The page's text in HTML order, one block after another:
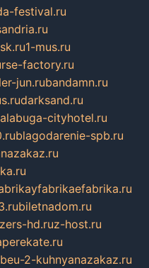
festival.ru
1-mus.ru
factory.ru
jun.rubandamn.ru
darksand.ru
alabuga-cityhotel.ru
blagodarenie-spb.ru
biletnadom.ru
hd.ruz-host.ru
2-kuhnyanazakaz.ru